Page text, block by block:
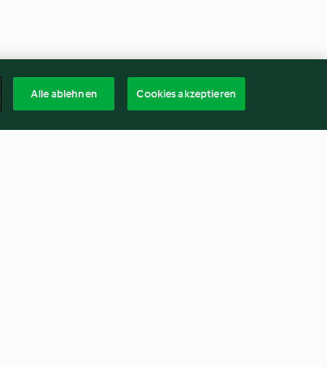
Alle ablehnen Cookies akzeptieren